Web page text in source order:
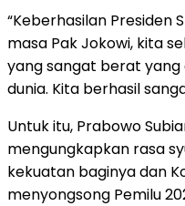
“Keberhasilan Presiden
masa Pak Jokowi, kita
yang sangat berat
dunia. Kita berhasil
Untuk itu, Prabowo
mengungkapkan rasa
kekuatan baginya dan
menyongsong Pemilu